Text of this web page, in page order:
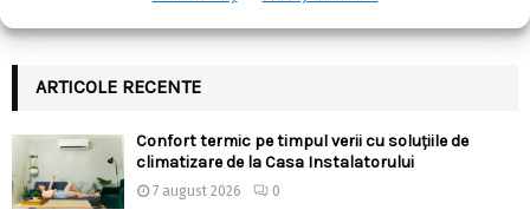
ARTICOLE RECENTE
Confort termic pe timpul verii cu soluțiile de
climatizare de la Casa Instalatorului
7 august 2026 0